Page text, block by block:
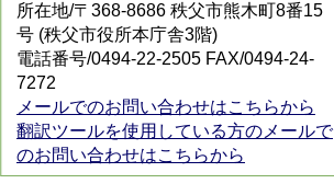
所在地/〒368-8686 秩父市熊木町8番15
号 (秩父市役所本庁舎3階)
電話番号/0494-22-2505 FAX/0494-24-
7272
メールでのお問い合わせはこちらから
翻訳ツールを使用している方のメールで
のお問い合わせはこちらから